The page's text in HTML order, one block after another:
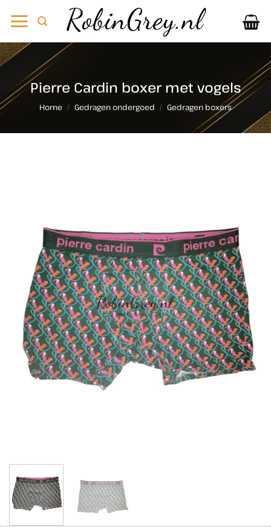
naar
Pierre Cardin boxer met vogels
Home / Gedragen ondergoed / Gedragen boxers